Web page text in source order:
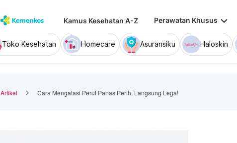
Kamus Kesehatan A-Z Perawatan Khusus keyboard_arrow_down
Toko Kesehatan Homecare Asuransiku Haloskin
Artikel Cara Mengatasi Perut Panas Perih, Langsung Lega!